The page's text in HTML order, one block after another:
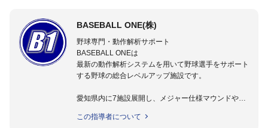
BASEBALL ONE(株)
野球専門・動作解析サポート
BASEBALL ONEは
最新の動作解析システムを用いて野球選手をサポート
する野球の総合レベルアップ施設です。
愛知県内に7施設展開し、メジャー仕様マウンドやト
動作解析システムを用いて、小学生からプロ野球選手
この指導者について